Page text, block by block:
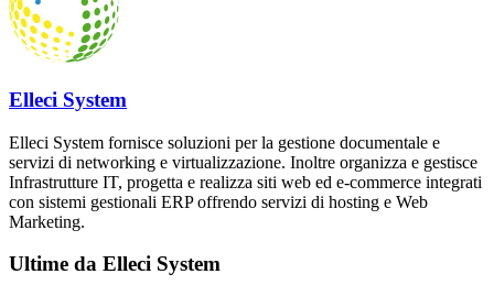
Elleci System
Elleci System fornisce soluzioni per la gestione documentale e
servizi di networking e virtualizzazione. Inoltre organizza e gestisce
Infrastrutture IT, progetta e realizza siti web ed e-commerce integrati
con sistemi gestionali ERP offrendo servizi di hosting e Web
Marketing.
Ultime da Elleci System